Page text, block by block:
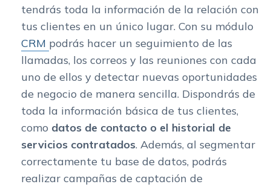
tendrás toda la información de la relación con
tus clientes en un único lugar. Con su módulo
CRM podrás hacer un seguimiento de las
llamadas, los correos y las reuniones con cada
uno de ellos y detectar nuevas oportunidades
de negocio de manera sencilla. Dispondrás de
toda la información básica de tus clientes,
como datos de contacto o el historial de
servicios contratados. Además, al segmentar
correctamente tu base de datos, podrás
realizar campañas de captación de